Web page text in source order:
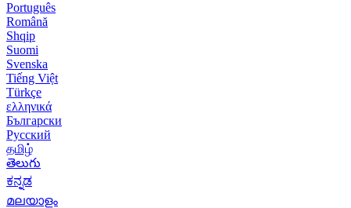
Português
Română
Shqip
Suomi
Svenska
Tiếng Việt
Türkçe
ελληνικά
Български
Русский
தமிழ்
తెలుగు
ಕನ್ನಡ
മലയാളം